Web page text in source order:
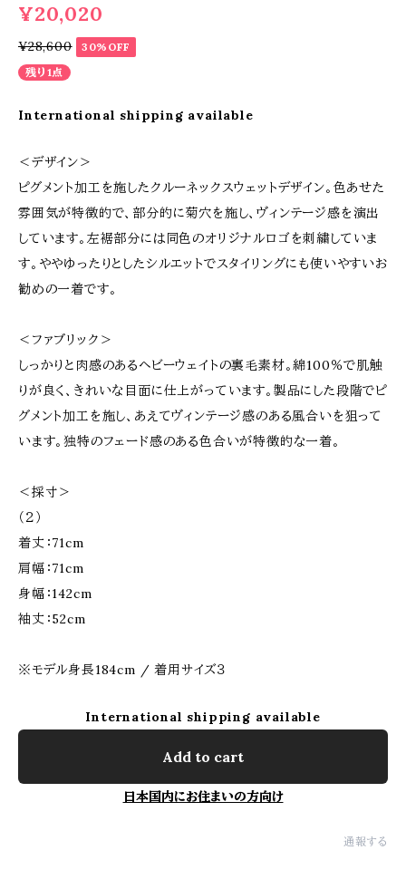
¥20,020
¥28,600
30%OFF
残り1点
International shipping available
＜デザイン＞
ピグメント加工を施したクルーネックスウェットデザイン。色あせた
雰囲気が特徴的で、部分的に菊穴を施し、ヴィンテージ感を演出
しています。左裾部分には同色のオリジナルロゴを刺繍していま
す。ややゆったりとしたシルエットでスタイリングにも使いやすいお
勧めの一着です。
＜ファブリック＞
しっかりと肉感のあるヘビーウェイトの裏毛素材。綿100％で肌触
りが良く、きれいな目面に仕上がっています。製品にした段階でピ
グメント加工を施し、あえてヴィンテージ感のある風合いを狙って
います。独特のフェード感のある色合いが特徴的な一着。
＜採寸＞
（２）
着丈：71cm
肩幅：71cm
身幅：142cm
袖丈：52cm
※モデル身長184cm / 着用サイズ３
International shipping available
Add to cart
日本国内にお住まいの方向け
通報する